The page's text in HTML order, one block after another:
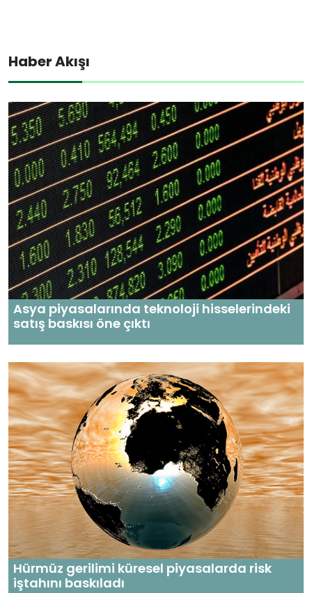
Haber Akışı
Asya piyasalarında teknoloji hisselerindeki
satış baskısı öne çıktı
Hürmüz gerilimi küresel piyasalarda risk
iştahını baskıladı